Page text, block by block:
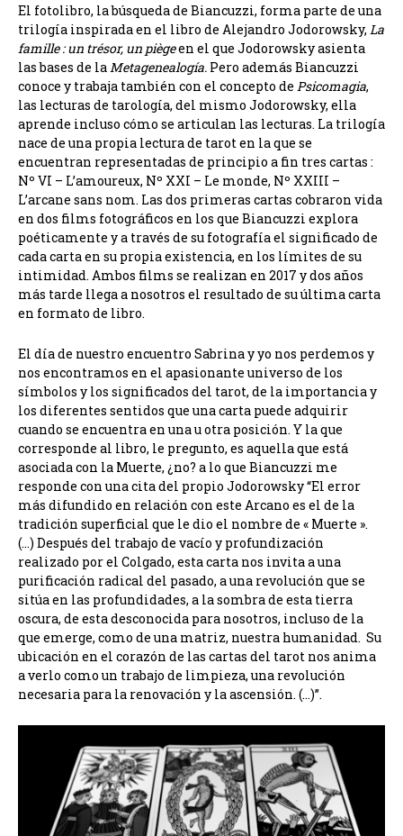
El fotolibro, la búsqueda de Biancuzzi, forma parte de una
trilogía inspirada en el libro de Alejandro Jodorowsky, La
famille : un trésor, un piègeen el que Jodorowsky asienta
las bases de la Metagenealogía. Pero además Biancuzzi
conoce y trabaja también con el concepto de Psicomagia,
las lecturas de tarología, del mismo Jodorowsky, ella
aprende incluso cómo se articulan las lecturas. La trilogía
nace de una propia lectura de tarot en la que se
encuentran representadas de principio a fin tres cartas :
Nº VI – L’amoureux, Nº XXI – Le monde, Nº XXIII –
L’arcane sans nom. Las dos primeras cartas cobraron vida
en dos films fotográficos en los que Biancuzzi explora
poéticamente y a través de su fotografía el significado de
cada carta en su propia existencia, en los límites de su
intimidad. Ambos films se realizan en 2017 y dos años
más tarde llega a nosotros el resultado de su última carta
en formato de libro.
El día de nuestro encuentro Sabrina y yo nos perdemos y
nos encontramos en el apasionante universo de los
símbolos y los significados del tarot, de la importancia y
los diferentes sentidos que una carta puede adquirir
cuando se encuentra en una u otra posición. Y la que
corresponde al libro, le pregunto, es aquella que está
asociada con la Muerte, ¿no? a lo que Biancuzzi me
responde con una cita del propio Jodorowsky “El error
más difundido en relación con este Arcano es el de la
tradición superficial que le dio el nombre de « Muerte ».
(…) Después del trabajo de vacío y profundización
realizado por el Colgado, esta carta nos invita a una
purificación radical del pasado, a una revolución que se
sitúa en las profundidades, a la sombra de esta tierra
oscura, de esta desconocida para nosotros, incluso de la
que emerge, como de una matriz, nuestra humanidad. Su
ubicación en el corazón de las cartas del tarot nos anima
a verlo como un trabajo de limpieza, una revolución
necesaria para la renovación y la ascensión. (…)”.